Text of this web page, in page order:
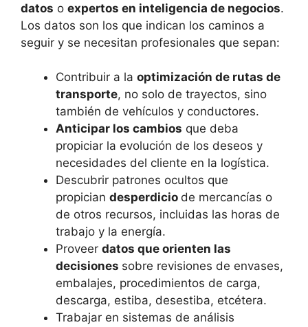
datos o expertos en inteligencia de negocios.
Los datos son los que indican los caminos a
seguir y se necesitan profesionales que sepan:
Contribuir a la optimización de rutas de
transporte, no solo de trayectos, sino
también de vehículos y conductores.
Anticipar los cambios que deba
propiciar la evolución de los deseos y
necesidades del cliente en la logística.
Descubrir patrones ocultos que
propician desperdicio de mercancías o
de otros recursos, incluidas las horas de
trabajo y la energía.
Proveer datos que orienten las
decisiones sobre revisiones de envases,
embalajes, procedimientos de carga,
descarga, estiba, desestiba, etcétera.
Trabajar en sistemas de análisis